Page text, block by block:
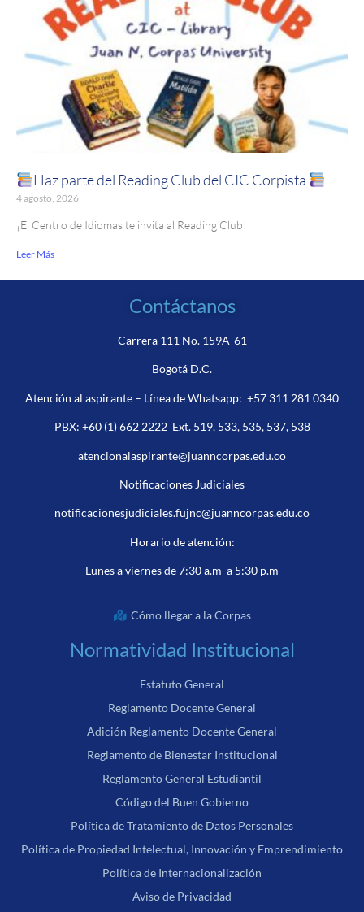
Haz parte del Reading Club del CIC Corpista
4 agosto, 2026
¡El Centro de Idiomas te invita al Reading Club!
Leer Más
Contáctanos
Carrera 111 No. 159A-61
Bogotá D.C.
Atención al aspirante – Línea de Whatsapp: +57 311 281 0340
PBX: +60 (1) 662 2222Ext. 519, 533, 535, 537, 538
atencionalaspirante@juanncorpas.edu.co
Notificaciones Judiciales
notificacionesjudiciales.fujnc@juanncorpas.edu.co
Horario de atención:
Lunes a viernes de 7:30 a.m a 5:30 p.m
Cómo llegar a la Corpas
Normatividad Institucional
Estatuto General
Reglamento Docente General
Adición Reglamento Docente General
Reglamento de Bienestar Institucional
Reglamento General Estudiantil
Código del Buen Gobierno
Política de Tratamiento de Datos Personales
Política de Propiedad Intelectual, Innovación y Emprendimiento
Política de Internacionalización
Aviso de Privacidad